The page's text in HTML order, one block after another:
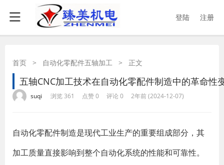
登陆 注册
首页 > 自动化零配件五轴加工 > 正文
五轴CNC加工技术在自动化零配件制造中的革命性
suqi 浏览 361 点赞 0 评论 0 2年前 (2024-12-07)
自动化零配件制造是现代工业生产的重要组成部分，其
加工质量直接影响到整个自动化系统的性能和可靠性。